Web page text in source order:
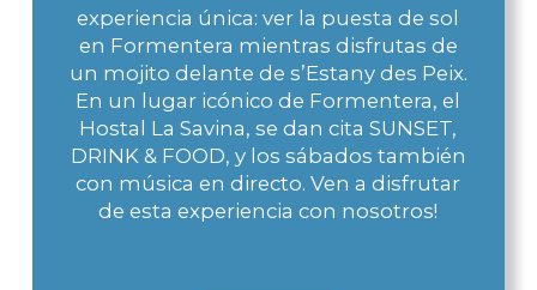
experiencia única: ver la puesta de sol
en Formentera mientras disfrutas de
un mojito delante de s’Estany des Peix.
En un lugar icónico de Formentera, el
Hostal La Savina, se dan cita SUNSET,
DRINK & FOOD, y los sábados también
con música en directo. Ven a disfrutar
de esta experiencia con nosotros!